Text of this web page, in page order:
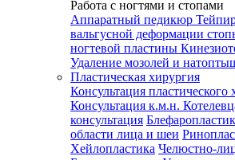
Работа с ногтями и стопами
Аппаратный педикюр
вальгусной деформации
ногтевой пластины
Удаление мозолей и
Пластическая хирургия
Консультация пластического
Консультация к.м.н.
консультация
области лица и шеи
Хейлопластика Челюстно-